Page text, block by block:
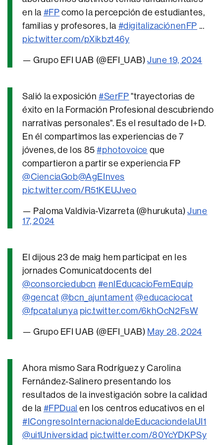
en la #FP como la percepción de estudiantes,
familias y profesores, la #digitalizaciónenFP ...
pic.twitter.com/pXikbzt46y
— Grupo EFI UAB (@EFI_UAB)June 19, 2024
Salió la exposición #SerFP "trayectorias de
éxito en la Formación Profesional descubriendo
narrativas personales". Es el resultado de I+D.
En él compartimos las experiencias de 7
jóvenes, de los 85#photovoice que
compartieron a partir se experiencia FP
@CienciaGob@AgEInves
pic.twitter.com/R51KEUJveo
— Paloma Valdivia-Vizarreta (@hurukuta)June
17, 2024
El dijous 23 de maig hem participat en les
jornades Comunicatdocents del
@consorciedubcn #enlEducacioFemEquip
@gencat @bcn_ajuntament @educaciocat
@fpcatalunya pic.twitter.com/6khOcN2FsW
— Grupo EFI UAB (@EFI_UAB) May 28, 2024
Ahora mismo Sara Rodríguez y Carolina
Fernández-Salinero presentando los
resultados de la investigación sobre la calidad
de la #FPDual en los centros educativos en el
#ICongresoInternacionaldeEducaciondelaUI1
@ui1Universidad pic.twitter.com/80YcYDKPSy